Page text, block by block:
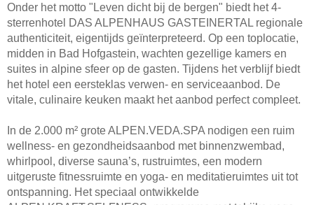
Onder het motto "Leven dicht bij de bergen" biedt het 4-
sterrenhotel DAS ALPENHAUS GASTEINERTAL regionale
authenticiteit, eigentijds geïnterpreteerd. Op een toplocatie,
midden in Bad Hofgastein, wachten gezellige kamers en
suites in alpine sfeer op de gasten. Tijdens het verblijf biedt
het hotel een eersteklas verwen- en serviceaanbod. De
vitale, culinaire keuken maakt het aanbod perfect compleet.
In de 2.000 m² grote ALPEN.VEDA.SPA nodigen een ruim
wellness- en gezondheidsaanbod met binnenzwembad,
whirlpool, diverse sauna’s, rustruimtes, een modern
uitgeruste fitnessruimte en yoga- en meditatieruimtes uit tot
ontspanning. Het speciaal ontwikkelde